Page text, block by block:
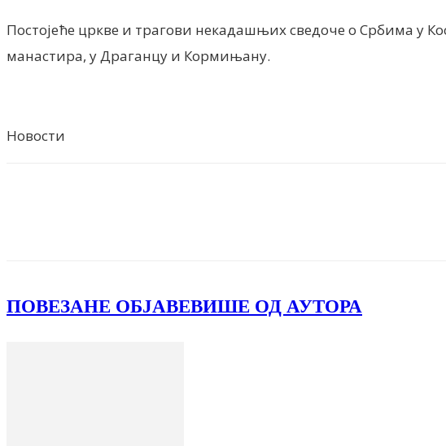
Постојеће цркве и трагови некадашњих сведоче о Србима у
манастира, у Драганцу и Кормињану.
Новости
ПОВЕЗАНЕ ОБЈАВЕВИШЕ ОД АУТОРА